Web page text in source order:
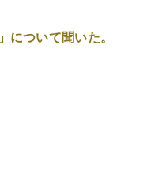
ついて聞いた。